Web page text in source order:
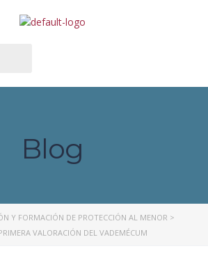
Blog
Y FORMACIÓN DE PROTECCIÓN AL MENOR >
VALORACIÓN DEL VADEMÉCUM